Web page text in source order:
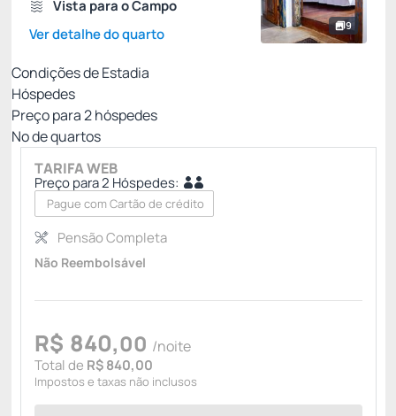
9
Vista para o Campo
Ver detalhe do quarto
Condições de Estadia
Hóspedes
Preço para2hóspedes
Nº de quartos
TARIFA WEB
Preço para 2 Hóspedes:
Pague com Cartão de crédito
Pensão Completa
Não Reembolsável
R$ 840,00 /noite
Total de R$ 840,00
Impostos e taxas não inclusos